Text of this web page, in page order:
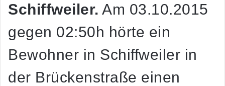
Schiffweiler. Am 03.10.2015
gegen 02:50h hörte ein
Bewohner in Schiffweiler in
der Brückenstraße einen